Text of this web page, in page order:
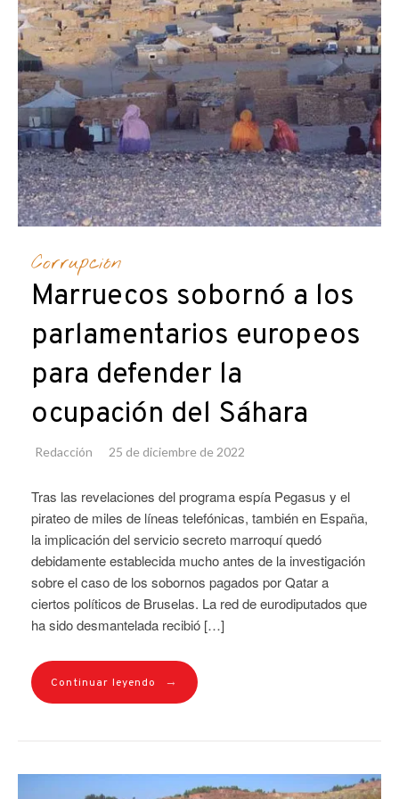
Corrupción
Marruecos sobornó a los
parlamentarios europeos
para defender la
ocupación del Sáhara
Redacción 25 de diciembre de 2022
Tras las revelaciones del programa espía Pegasus y el
pirateo de miles de líneas telefónicas, también en España,
la implicación del servicio secreto marroquí quedó
debidamente establecida mucho antes de la investigación
sobre el caso de los sobornos pagados por Qatar a
ciertos políticos de Bruselas. La red de eurodiputados que
ha sido desmantelada recibió […]
Continuar leyendo →